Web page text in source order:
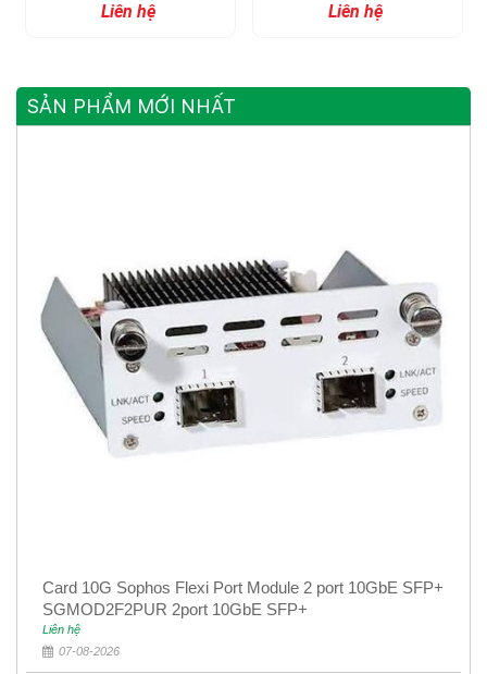
Liên hệ Liên hệ
SẢN PHẨM MỚI NHẤT
Card 10G Sophos Flexi Port Module 2 port 10GbE SFP+
SGMOD2F2PUR 2port 10GbE SFP+
Liên hệ
07-08-2026